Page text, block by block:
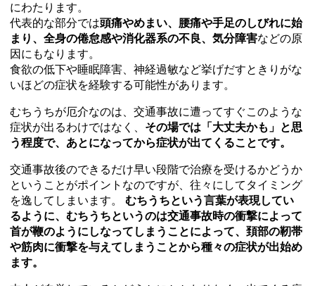
にわたります。
代表的な部分では頭痛やめまい、腰痛や手足のしびれに始
まり、全身の倦怠感や消化器系の不良、気分障害などの原
因にもなります。
食欲の低下や睡眠障害、神経過敏など挙げだすときりがな
いほどの症状を経験する可能性があります。
むちうちが厄介なのは、交通事故に遭ってすぐこのような
症状が出るわけではなく、 その場では「大丈夫かも」と思
う程度で、あとになってから症状が出てくることです。
交通事故後のできるだけ早い段階で治療を受けるかどうか
ということがポイントなのですが、往々にしてタイミング
を逸してしまいます。むちうちという言葉が表現してい
るように、むちうちというのは交通事故時の衝撃によって
首が鞭のようにしなってしまうことによって、頚部の靭帯
や筋肉に衝撃を与えてしまうことから種々の症状が出始め
ます。